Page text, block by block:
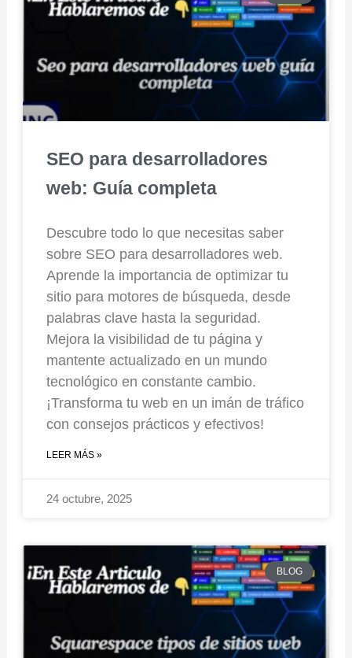
SEO para desarrolladores
web: Guía completa
Descubre todo lo que necesitas saber
sobre SEO para desarrolladores web.
Aprende la importancia de optimizar tu
sitio para motores de búsqueda, desde
palabras clave hasta la seguridad.
Mejora la visibilidad de tu página y
mantente actualizado en un mundo
tecnológico en constante cambio.
¡Transforma tu web en un imán de tráfico
con consejos prácticos y efectivos!
LEER MÁS »
24 octubre, 2025
BLOG